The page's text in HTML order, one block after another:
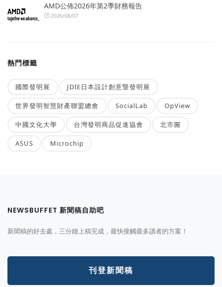
AMD公佈2026年第2季財務報告
2026/08/07
熱門標籤
國際發明展 JDIE日本設計創意暨發明展
世界發明智慧財產聯盟總會 SocialLab OpView
中國文化大學 台灣發明商品促進協會 北市圖
ASUS Microchip
NEWSBUFFET 新聞稿自助吧
新聞稿的好去處，三分鐘上稿完成，最快接觸最多讀者的方案！
刊登新聞稿